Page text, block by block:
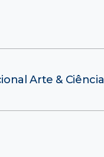
Arte & Ciência